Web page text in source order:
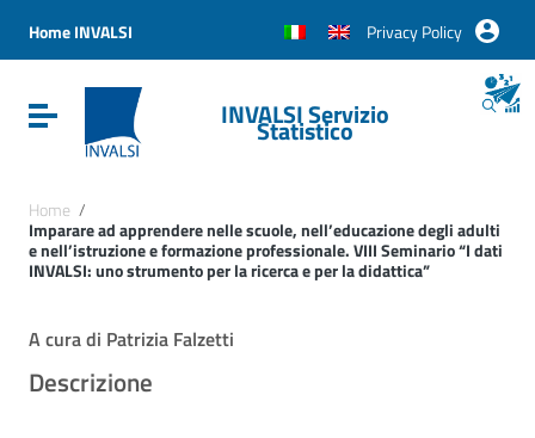
Vai al menu di navigazione
Vai al footer
Home INVALSI Privacy Policy
Attiva / disattiva la navigazioneINVALSI Servizio
Statistico
Home /
Imparare ad apprendere nelle scuole, nell’educazione degli adulti
e nell’istruzione e formazione professionale. VIII Seminario “I dati
INVALSI: uno strumento per la ricerca e per la didattica”
A cura di Patrizia Falzetti
Descrizione